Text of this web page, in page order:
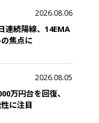
2026.08.06
連続陽線、14EMA
焦点に
2026.08.05
万円台を回復、
に注目